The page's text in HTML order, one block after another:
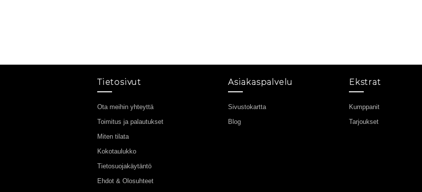
Tietosivut
Ota meihin yhteyttä
Toimitus ja palautukset
Miten tilata
Kokotaulukko
Tietosuojakäytäntö
Ehdot & Olosuhteet
Asiakaspalvelu
Sivustokartta
Blog
Ekstrat
Kumppanit
Tarjoukset